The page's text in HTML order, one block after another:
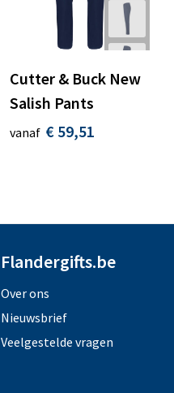
Cutter & Buck New
Salish Pants
vanaf € 59,51
Flandergifts.be
Over ons
Nieuwsbrief
Veelgestelde vragen